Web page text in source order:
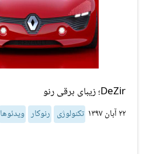
DeZir؛ زیبای برقی رنو
۲۲ آبان ۱۳۹۷ تکنولوژی رنوکار ویدئوها